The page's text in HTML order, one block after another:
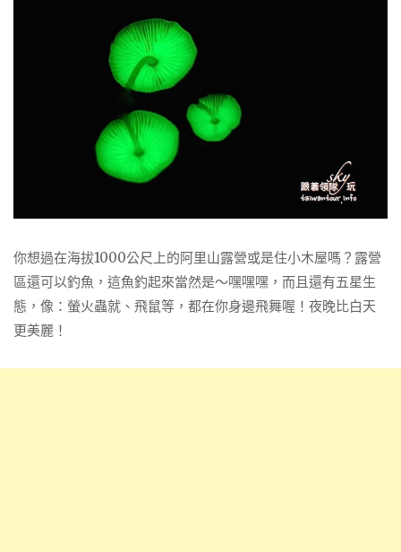
你想過在海拔1000公尺上的阿里山露營或是住小木屋嗎？露營
區還可以釣魚，這魚釣起來當然是～嘿嘿嘿，而且還有五星生
態，像：螢火蟲就、飛鼠等，都在你身邊飛舞喔！夜晚比白天
更美麗！